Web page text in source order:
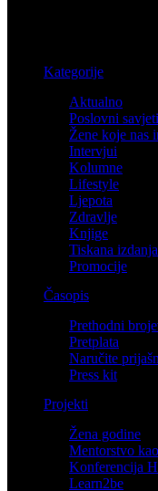
Kategorije
Aktualno
Poslovni savjeti
Žene koje nas
Intervjui
Kolumne
Lifestyle
Ljepota
Zdravlje
Knjige
Tiskana izdanja
Promocije
Časopis
Prethodni
Pretplata
Naručite
Press kit
Projekti
Žena godine
Mentorstvo
Konferencija
Learn2be